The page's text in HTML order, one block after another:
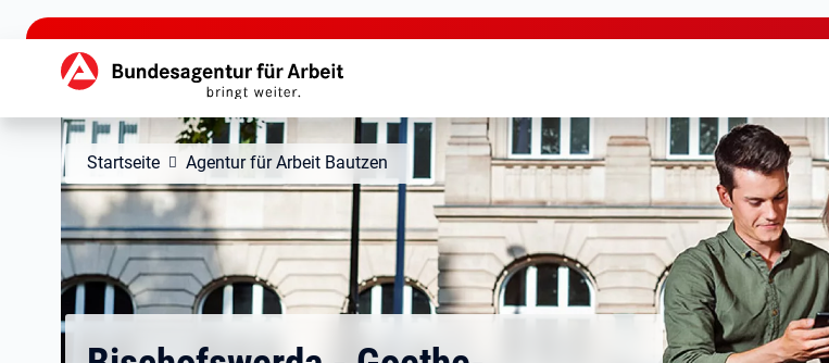
zu den Hauptinhalten springen
Hauptnavigation
Startseite Agentur für Arbeit Bautzen